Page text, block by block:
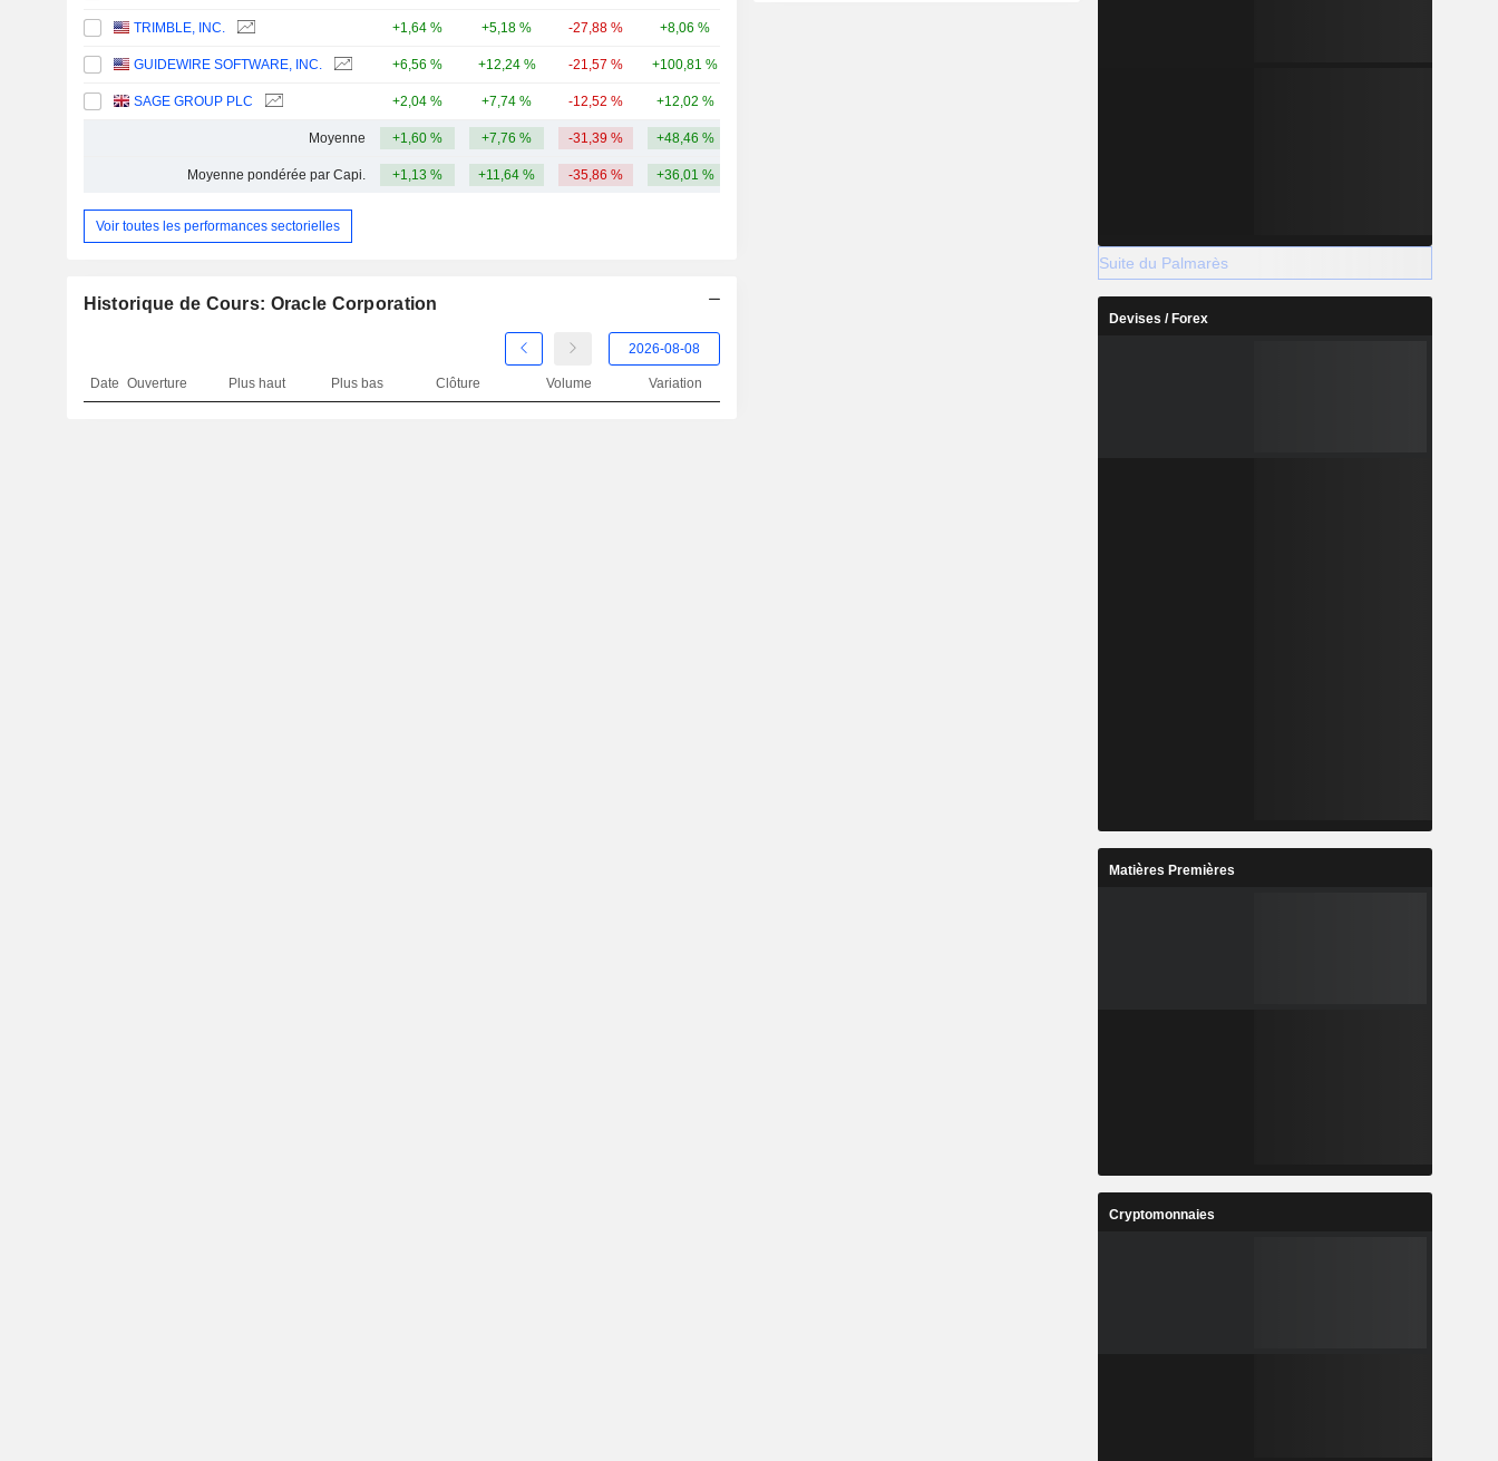
TRIMBLE, INC. +1,64 % +5,18 % -27,88 % +8,06 %
GUIDEWIRE SOFTWARE, INC. +6,56 % +12,24 % -21,57 % +100,81 %
SAGE GROUP PLC +2,04 % +7,74 % -12,52 % +12,02 %
Moyenne +1,60 % +7,76 % -31,39 % +48,46 %
Moyenne pondérée par Capi. +1,13 % +11,64 % -35,86 % +36,01 %
Voir toutes les performances sectorielles
Historique de Cours: Oracle Corporation
Date Ouverture Plus haut Plus bas Clôture Volume Variation
Suite du Palmarès
Devises / Forex
Matières Premières
Cryptomonnaies